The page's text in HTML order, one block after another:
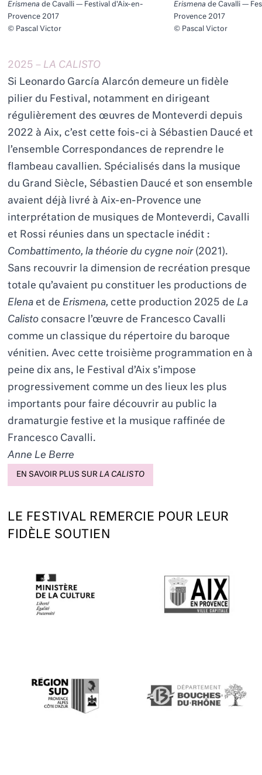
Erismena de Cavalli — Festival d'Aix-en-
Provence 2017
© Pascal Victor
Erismena de Cavalli —
Provence 2017
© Pascal Victor
2025 – LA CALISTO
Si Leonardo García Alarcón demeure un fidèle
pilier du Festival, notamment en dirigeant
régulièrement des œuvres de Monteverdi depuis
2022 à Aix, c’est cette fois-ci à Sébastien Daucé et
l’ensemble Correspondances de reprendre le
flambeau cavallien. Spécialisés dans la musique
du Grand Siècle, Sébastien Daucé et son ensemble
avaient déjà livré à Aix-en-Provence une
interprétation de musiques de Monteverdi, Cavalli
et Rossi réunies dans un spectacle inédit :
Combattimento, la théorie du cygne noir (2021).
Sans recouvrir la dimension de recréation presque
totale qu’avaient pu constituer les productions de
Elena et de Erismena, cette production 2025 de La
Calisto consacre l’œuvre de Francesco Cavalli
comme un classique du répertoire du baroque
vénitien. Avec cette troisième programmation en à
peine dix ans, le Festival d’Aix s’impose
progressivement comme un des lieux les plus
importants pour faire découvrir au public la
dramaturgie festive et la musique raffinée de
Francesco Cavalli.
Anne Le Berre
EN SAVOIR PLUS SUR LA CALISTO
LE FESTIVAL REMERCIE POUR LEUR
FIDÈLE SOUTIEN